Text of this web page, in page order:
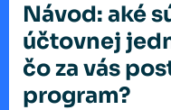
Návod: aké
účtovnej
čo za vás
program?